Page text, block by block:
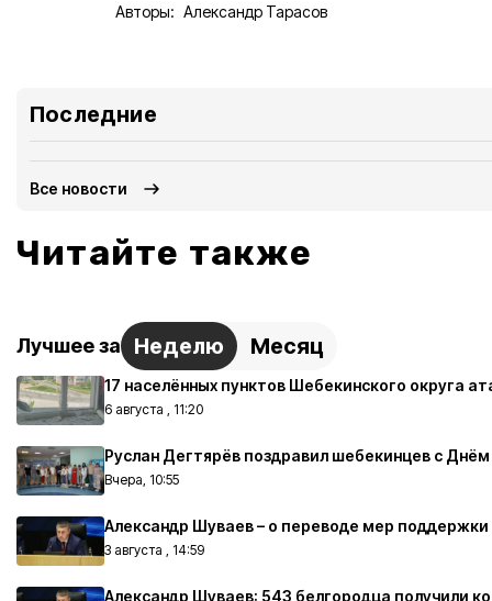
Авторы: Александр Тарасов
Последние
Все новости
Читайте также
Лучшее за Неделю Месяц
17 населённых пунктов Шебекинского округа
6 августа , 11:20
Руслан Дегтярёв поздравил шебекинцев с Днём
Вчера, 10:55
Александр Шуваев – о переводе мер
3 августа , 14:59
Александр Шуваев: 543 белгородца получили